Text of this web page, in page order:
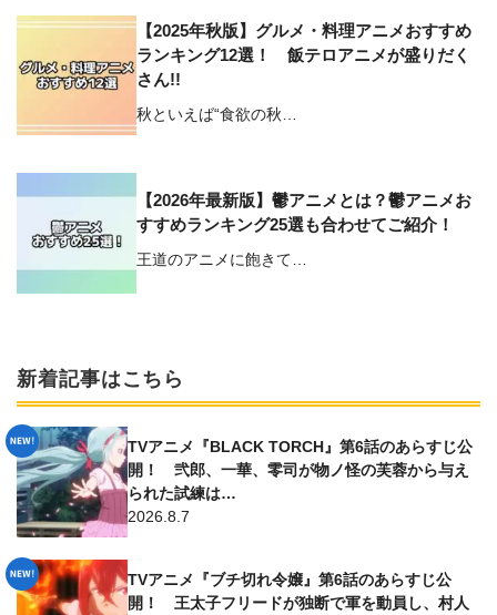
【2025年秋版】グルメ・料理アニメおすすめ
ランキング12選！ 飯テロアニメが盛りだく
さん!!
秋といえば“食欲の秋…
【2026年最新版】鬱アニメとは？鬱アニメお
すすめランキング25選も合わせてご紹介！
王道のアニメに飽きて…
新着記事はこちら
TVアニメ『BLACK TORCH』第6話のあらすじ公
開！ 弐郎、一華、零司が物ノ怪の芙蓉から与え
られた試練は…
2026.8.7
TVアニメ『ブチ切れ令嬢』第6話のあらすじ公
開！ 王太子フリードが独断で軍を動員し、村人